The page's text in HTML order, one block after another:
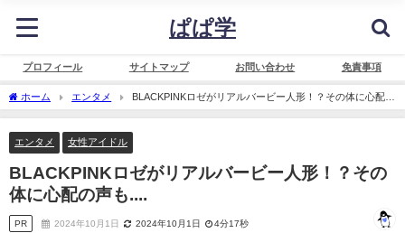
ぱぱ学
プロフィール サイトマップ お問い合わせ 免責事項
ホーム エンタメ
BLACKPINKロゼがリアルバービー人形！？その体に心配の
声も....
エンタメ 女性アイドル
BLACKPINKロゼがリアルバービー人形！？その
体に心配の声も....
PR 2024年10月1日 2024年10月1日 4分17秒